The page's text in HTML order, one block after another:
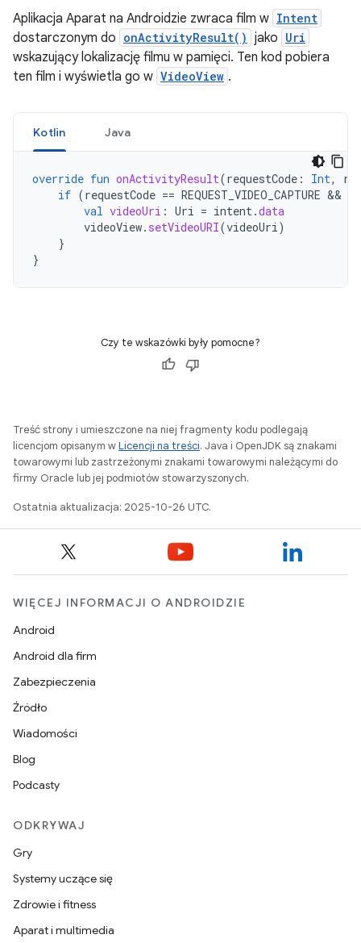
Aplikacja Aparat na Androidzie zwraca film w Intent
dostarczonym do onActivityResult() jako Uri
wskazujący lokalizację filmu w pamięci. Ten kod pobiera
ten film i wyświetla go w VideoView .
Kotlin Java
override fun onActivityResult(requestCode : Int,
if (requestCode == REQUEST_VIDEO_CAPTURE &&
val videoUri : Uri = intent.data
videoView. setVideoURI(videoUri)
}
}
Czy te wskazówki były pomocne?
Treść strony i umieszczone na niej fragmenty kodu podlegają
licencjom opisanym wLicencji na treści. Java i OpenJDK są znakami
towarowymi lub zastrzeżonymi znakami towarowymi należącymi do
firmy Oracle lub jej podmiotów stowarzyszonych.
Ostatnia aktualizacja: 2025-10-26 UTC.
WIĘCEJ INFORMACJI O ANDROIDZIE
Android
Android dla firm
Zabezpieczenia
Źródło
Wiadomości
Blog
Podcasty
ODKRYWAJ
Gry
Systemy uczące się
Zdrowie i fitness
Aparat i multimedia